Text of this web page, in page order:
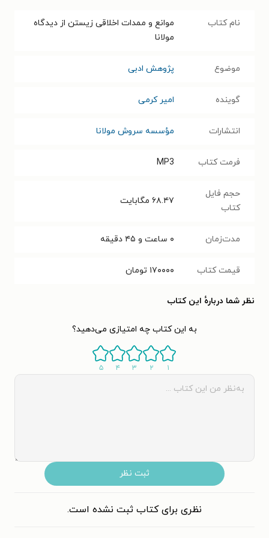
نام کتاب
موانع و ممدات اخلاقی زیستن از دیدگاه
مولانا
موضوع پژوهش ادبی
گوینده امیر کرمی
انتشارات مؤسسه سروش مولانا
فرمت کتاب MP3
حجم فایل
کتاب
۶۸.۴۷ مگابایت
مدت‌زمان ۰ ساعت و ۴۵ دقیقه
قیمت کتاب ۱۷۰۰۰۰ تومان
نظر شما دربارهٔ این کتاب
به این کتاب چه امتیازی می‌دهید؟
۱ ۲ ۳ ۴ ۵
ثبت نظر
نظری برای کتاب ثبت نشده است.